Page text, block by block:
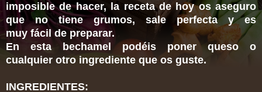
imposible de hacer, la receta de hoy os aseguro
que no tiene grumos, sale perfecta y es
muy fácil de preparar.
En esta bechamel podéis poner queso o
cualquier otro ingrediente que os guste.
INGREDIENTES: